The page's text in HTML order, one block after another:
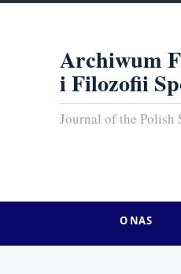
Archiwum
i Filozofii
Journal of the Polish
O NAS